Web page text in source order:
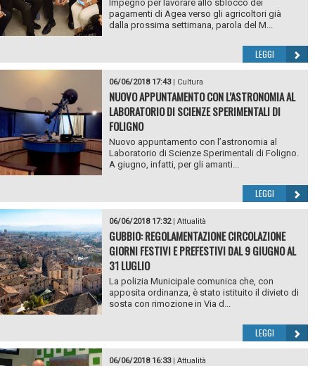
Impegno per lavorare allo sblocco dei
pagamenti di Agea verso gli agricoltori già
dalla prossima settimana, parola del M...
LEGGI
06/06/2018 17:43| Cultura
NUOVO APPUNTAMENTO CON L’ASTRONOMIA AL
LABORATORIO DI SCIENZE SPERIMENTALI DI
FOLIGNO
Nuovo appuntamento con l’astronomia al
Laboratorio di Scienze Sperimentali di Foligno.
A giugno, infatti, per gli amanti...
LEGGI
06/06/2018 17:32| Attualità
GUBBIO: REGOLAMENTAZIONE CIRCOLAZIONE
GIORNI FESTIVI E PREFESTIVI DAL 9 GIUGNO AL
31 LUGLIO
La polizia Municipale comunica che, con
apposita ordinanza, è stato istituito il divieto di
sosta con rimozione in Via d...
LEGGI
06/06/2018 16:33| Attualità